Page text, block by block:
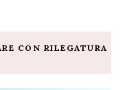
CON RILEGATURA